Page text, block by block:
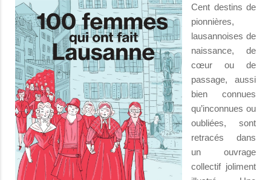
Cent destins de
pionnières,
lausannoises de
naissance, de
cœur ou de
passage, aussi
bien connues
qu’inconnues ou
oubliées, sont
retracés dans
un ouvrage
collectif joliment